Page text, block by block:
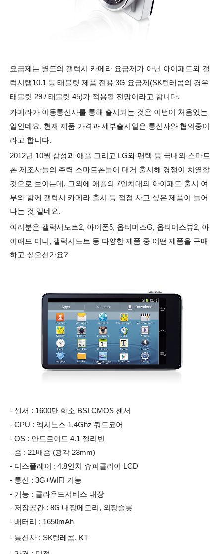
요금제는 별도의 갤럭시 카메라 요금제가 아닌 아이패드와 갤
럭시탭10.1 등 태블릿 제품 전용 3G 요금제(SK텔레콤의 경우
태블릿 29 / 태블릿 45)가 적용될 전망이라고 합니다.
카메라가 이동통신사를 통해 출시되는 것은 이번이 처음있는
일인데요. 현재 제품 가격과 세부출시일은 통신사와 협의중이
라고 합니다.
2012년 10월 삼성과 애플 그리고 LG와 팬택 등 국내외 스마트
폰 제조사들의 주력 스마트폰들이 대거 출시해 경쟁이 치열할
것으로 보이는데, 그외에 애플의 7인치대의 아이패드 출시 여
부와 함께 갤럭시 카메라 출시 등 점점 사고 싶은 제품이 늘어
나는 것 같네요.
여러분은 갤럭시노트2, 아이폰5, 옵티머스G, 옵티머스뷰2, 아
이패드 미니, 갤럭시노트 등 다양한 제품 중 어떤 제품을 구매
하고 싶으신가요?
- 센서 : 1600만 화소 BSI CMOS 센서
- CPU : 엑시노스 1.4Ghz 쿼드코어
- OS : 안드로이드 4.1 젤리빈
- 줌 : 21배줌 (광각 23mm)
- 디스플레이 : 4.8인치 슈퍼클리어 LCD
- 통신 : 3G+WIFI 기능
- 기능 : 클라우드서비스 내장
- 저장공간 : 8G 내장메모리, 외장슬롯
- 배터리 : 1650mAh
- 통신사 : SK텔레콤, KT